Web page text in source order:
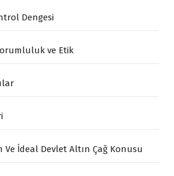
Dengesi
ve Etik
Ve İdeal Devlet Altın Çağ Konusu